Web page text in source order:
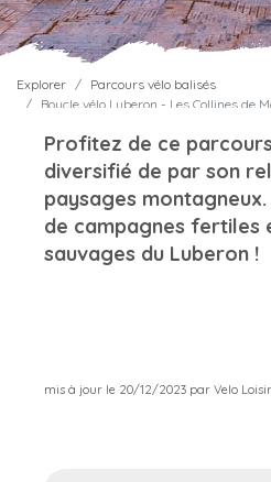
Explorer
Parcours vélo balisés
Boucle vélo Luberon - Les Collines de
Profitez de ce
diversifié de par son
paysages
de campagnes fertiles
sauvages du Luberon !
mis à jour le 20/12/2023 par Velo